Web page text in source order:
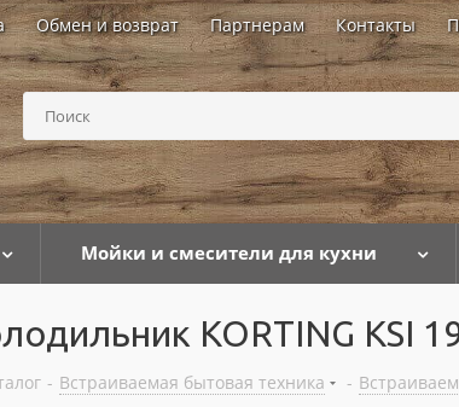
Обмен и возврат Партнерам Контакты
Мойки и смесители для кухни
KORTING KSI
- Встраиваемая бытовая техника -